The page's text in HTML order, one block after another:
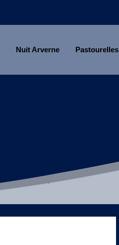
Nuit Arverne Pastourelles